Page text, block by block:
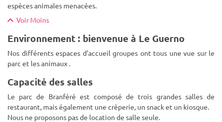
espèces animales menacées.
Voir Moins
Environnement : bienvenue à Le Guerno
Nos différents espaces d'accueil groupes ont tous une vue sur le
parc et les animaux .
Capacité des salles
Le parc de Branféré est composé de trois grandes salles de
restaurant, mais également une crêperie, un snack et un kiosque.
Nous ne proposons pas de location de salle seule.